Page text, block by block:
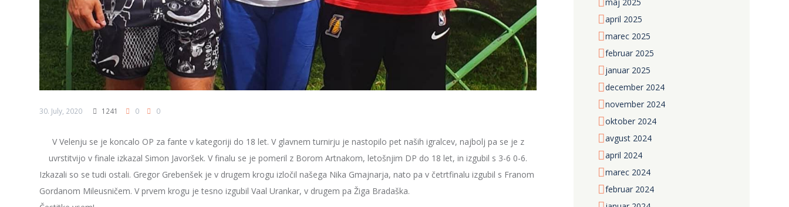
30. July, 2020 1241 0 0
V Velenju se je koncalo OP za fante v kategoriji do 18 let. V glavnem turnirju je nastopilo pet naših igralcev, najbolj pa se je z
uvrstitvijo v finale izkazal Simon Javoršek. V finalu se je pomeril z Borom Artnakom, letošnjim DP do 18 let, in izgubil s 3-6 0-6.
Izkazali so se tudi ostali. Gregor Grebenšek je v drugem krogu izločil našega Nika Gmajnarja, nato pa v četrtfinalu izgubil s Franom
Gordanom Mileusničem. V prvem krogu je tesno izgubil Vaal Urankar, v drugem pa Žiga Bradaška.
april 2025
marec 2025
februar 2025
januar 2025
december 2024
november 2024
oktober 2024
avgust 2024
april 2024
marec 2024
februar 2024